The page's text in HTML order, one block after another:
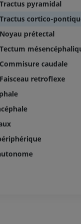
Tractus pyramidal
Tractus cortico-
Noyau prétectal
Tectum
Commisure caudale
Faisceau retroflexe